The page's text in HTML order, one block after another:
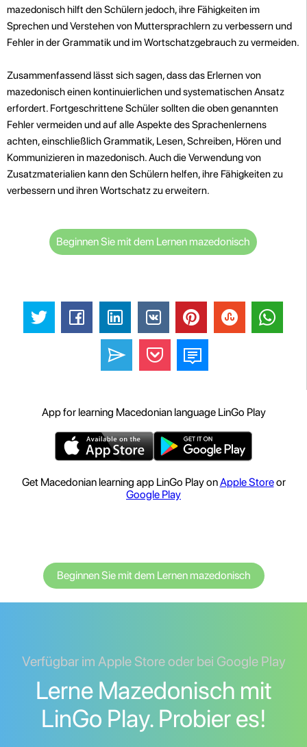
mazedonisch hilft den Schülern jedoch, ihre Fähigkeiten im
Sprechen und Verstehen von Muttersprachlern zu verbessern und
Fehler in der Grammatik und im Wortschatzgebrauch zu vermeiden.
Zusammenfassend lässt sich sagen, dass das Erlernen von
mazedonisch einen kontinuierlichen und systematischen Ansatz
erfordert. Fortgeschrittene Schüler sollten die oben genannten
Fehler vermeiden und auf alle Aspekte des Sprachenlernens
achten, einschließlich Grammatik, Lesen, Schreiben, Hören und
Kommunizieren in mazedonisch. Auch die Verwendung von
Zusatzmaterialien kann den Schülern helfen, ihre Fähigkeiten zu
verbessern und ihren Wortschatz zu erweitern.
Beginnen Sie mit dem Lernen mazedonisch
App for learning Macedonian language LinGo Play
Get Macedonian learning app LinGo Play onApple Storeor
Google Play
Beginnen Sie mit dem Lernen mazedonisch
Verfügbar im Apple Store oder bei Google Play
Lerne Mazedonisch mit
LinGo Play. Probier es!